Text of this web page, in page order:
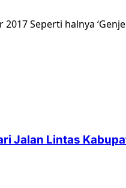
Seperti halnya
Jalan Lintas